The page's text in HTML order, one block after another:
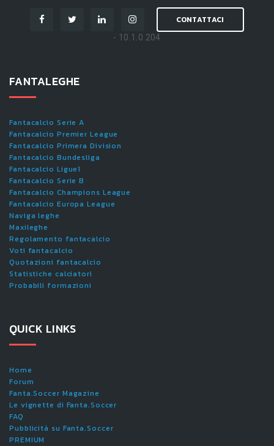
CONTATTACI
- 10.1.0.204
FANTALEGHE
Fantacalcio Serie A
Fantacalcio Premier League
Fantacalcio Primera Division
Fantacalcio Bundesliga
Fantacalcio Ligue1
Fantacalcio Serie B
Fantacalcio Champions League
Fantacalcio Europa League
Naviga leghe
Maxileghe
Regolamento fantacalcio
Voti fantacalcio
Quotazioni fantacalcio
Statistiche calciatori
Probabili formazioni
QUICK LINKS
Home
Forum
Fanta.Soccer Magazine
Le vignette di Fanta.Soccer
FAQ
Pubblicità su Fanta.Soccer
PREMIUM